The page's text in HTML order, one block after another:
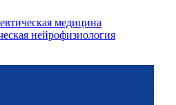
медицина
нейрофизиология